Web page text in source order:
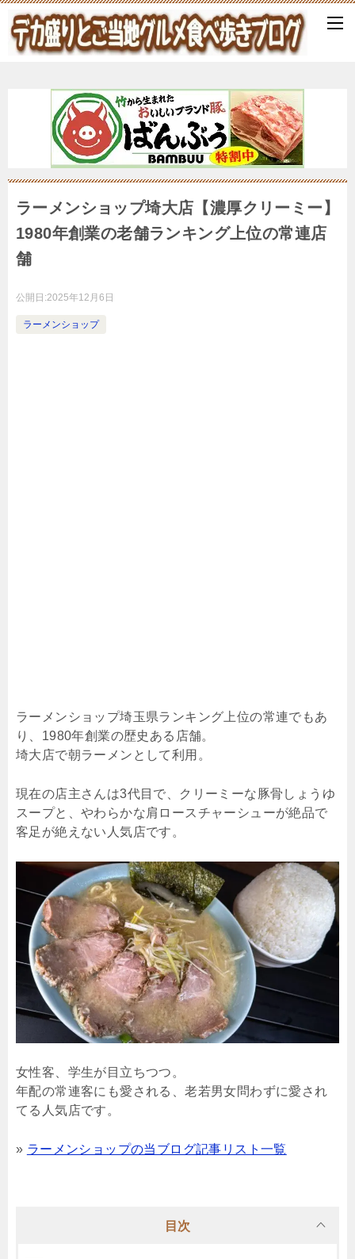
ラーメンショップ埼大店【濃厚クリーミー】
1980年創業の老舗ランキング上位の常連店
舗
公開日:2025年12月6日
ラーメンショップ
ラーメンショップ埼玉県ランキング上位の常連でもあ
り、1980年創業の歴史ある店舗。
埼大店で朝ラーメンとして利用。
現在の店主さんは3代目で、クリーミーな豚骨しょうゆ
スープと、やわらかな肩ロースチャーシューが絶品で
客足が絶えない人気店です。
女性客、学生が目立ちつつ。
年配の常連客にも愛される、老若男女問わずに愛され
てる人気店です。
» ラーメンショップの当ブログ記事リスト一覧
目次